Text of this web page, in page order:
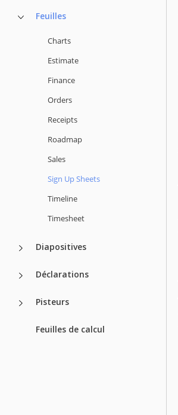
Feuilles
Charts
Estimate
Finance
Orders
Receipts
Roadmap
Sales
Sign Up Sheets
Timeline
Timesheet
Diapositives
Déclarations
Pisteurs
Feuilles de calcul